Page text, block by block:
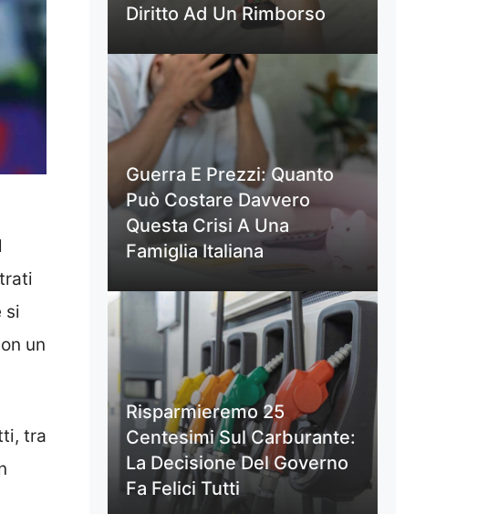
si
un
tra
Diritto Ad Un Rimborso
Guerra E Prezzi: Quanto
Può Costare Davvero
Questa Crisi A Una
Famiglia Italiana
Risparmieremo 25
Centesimi Sul Carburante:
La Decisione Del Governo
Fa Felici Tutti